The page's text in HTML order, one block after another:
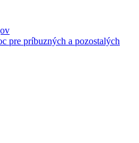
pre príbuzných a pozostalých